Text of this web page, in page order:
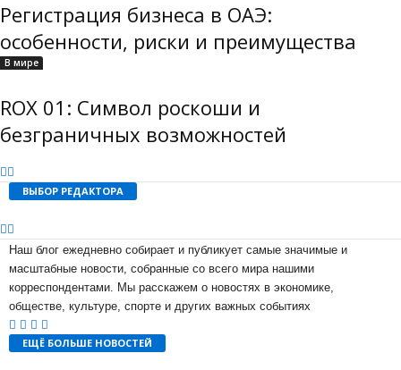
Регистрация бизнеса в ОАЭ:
особенности, риски и преимущества
В мире
ROX 01: Символ роскоши и
безграничных возможностей
ВЫБОР РЕДАКТОРА
Наш блог ежедневно собирает и публикует самые значимые и
масштабные новости, собранные со всего мира нашими
корреспондентами. Мы расскажем о новостях в экономике,
обществе, культуре, спорте и других важных событиях
ЕЩЁ БОЛЬШЕ НОВОСТЕЙ